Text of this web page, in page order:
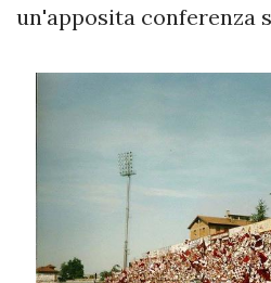
un'apposita conferenza